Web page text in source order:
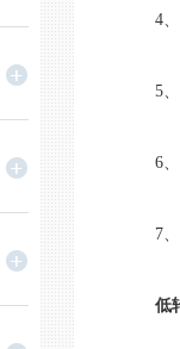
4、电
5、两
6、良
7、标
低